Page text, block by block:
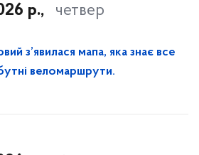
р., четвер
з’явилася мапа, яка знає все
веломаршрути.